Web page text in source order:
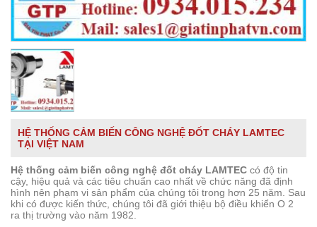
HỆ THỐNG CẢM BIẾN CÔNG NGHỆ ĐỐT CHÁY LAMTEC
TẠI VIỆT NAM
Hệ thống cảm biến công nghệ đốt cháy LAMTEC có độ tin
cậy, hiệu quả và các tiêu chuẩn cao nhất về chức năng đã định
hình nên phạm vi sản phẩm của chúng tôi trong hơn 25 năm. Sau
khi có được kiến ​​thức, chúng tôi đã giới thiệu bộ điều khiển O 2
ra thị trường vào năm 1982.